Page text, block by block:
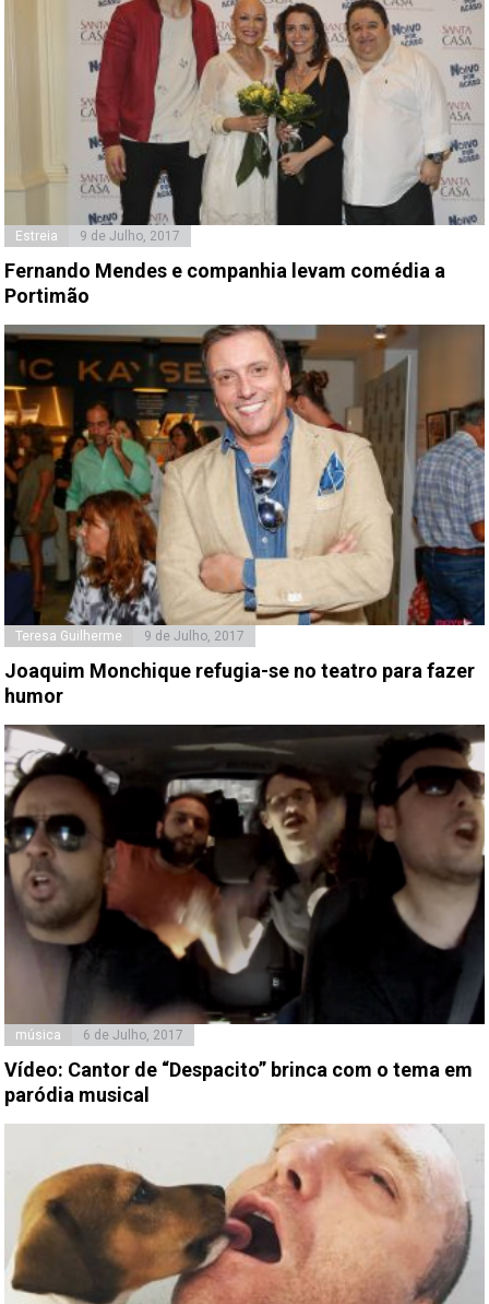
Estreia 9 de Julho, 2017
Fernando Mendes e companhia levam comédia a
Portimão
Teresa Guilherme 9 de Julho, 2017
Joaquim Monchique refugia-se no teatro para fazer
humor
música 6 de Julho, 2017
Vídeo: Cantor de “Despacito” brinca com o tema em
paródia musical